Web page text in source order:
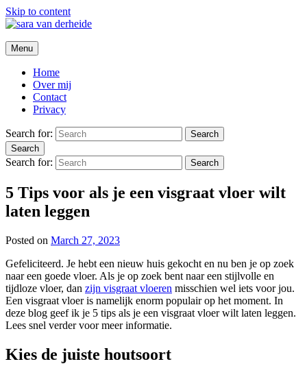
Skip to content
sara van derheide
Menu
Home
Over mij
Contact
Privacy
Search for:
Search
Search
Search for: Search
5 Tips voor als je een visgraat vloer wilt
laten leggen
Posted on March 27, 2023
Gefeliciteerd. Je hebt een nieuw huis gekocht en nu ben je op zoek
naar een goede vloer. Als je op zoek bent naar een stijlvolle en
tijdloze vloer, dan zijn visgraat vloeren misschien wel iets voor jou.
Een visgraat vloer is namelijk enorm populair op het moment. In
deze blog geef ik je 5 tips als je een visgraat vloer wilt laten leggen.
Lees snel verder voor meer informatie.
Kies de juiste houtsoort